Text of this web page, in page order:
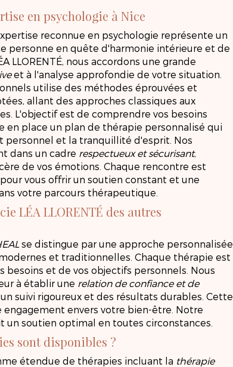
en psychologie à Nice
reconnue en psychologie représente un
personne en quête d'harmonie intérieure et de
LLORENTÉ, nous accordons une grande
et à l'analyse approfondie de votre situation.
utilise des méthodes éprouvées et
allant des approches classiques aux
L'objectif est de comprendre vos besoins
en place un plan de thérapie personnalisé qui
personnel et la tranquillité d'esprit. Nos
dans un cadre respectueux et sécurisant,
de vos émotions. Chaque rencontre est
vous offrir un soutien constant et une
votre parcours thérapeutique.
LÉA LLORENTÉ des autres
se distingue par une approche personnalisée
et traditionnelles. Chaque thérapie est
besoins et de vos objectifs personnels. Nous
à établir une relation de confiance et de
suivi rigoureux et des résultats durables. Cette
envers votre bien-être. Notre
un soutien optimal en toutes circonstances.
sont disponibles ?
étendue de thérapies incluant la thérapie